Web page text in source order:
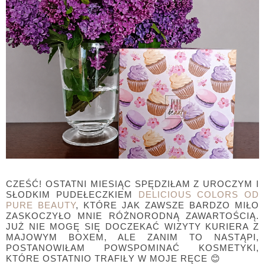
CZEŚĆ! OSTATNI MIESIĄC SPĘDZIŁAM Z UROCZYM I
SŁODKIM PUDEŁECZKIEM DELICIOUS COLORS OD
PURE BEAUTY, KTÓRE JAK ZAWSZE BARDZO MIŁO
ZASKOCZYŁO MNIE RÓŻNORODNĄ ZAWARTOŚCIĄ.
JUŻ NIE MOGĘ SIĘ DOCZEKAĆ WIZYTY KURIERA Z
MAJOWYM BOXEM, ALE ZANIM TO NASTĄPI,
POSTANOWIŁAM POWSPOMINAĆ KOSMETYKI,
KTÓRE OSTATNIO TRAFIŁY W MOJE RĘCE 😊